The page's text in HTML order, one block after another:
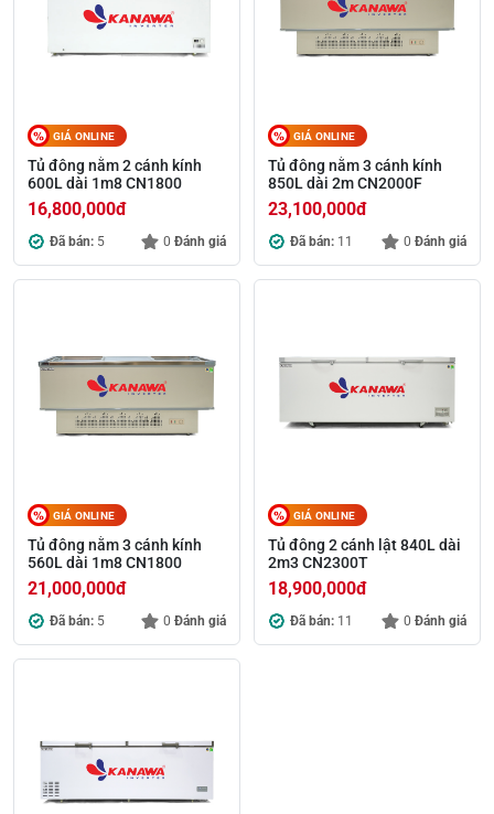
GIÁ ONLINE
Tủ đông nằm 2 cánh kính
600L dài 1m8 CN1800
16,800,000đ
Đã bán: 5 0 Đánh giá
GIÁ ONLINE
Tủ đông nằm 3 cánh kính
850L dài 2m CN2000F
23,100,000đ
Đã bán: 11 0 Đánh giá
GIÁ ONLINE
Tủ đông nằm 3 cánh kính
560L dài 1m8 CN1800
21,000,000đ
Đã bán: 5 0 Đánh giá
GIÁ ONLINE
Tủ đông 2 cánh lật 840L dài
2m3 CN2300T
18,900,000đ
Đã bán: 11 0 Đánh giá